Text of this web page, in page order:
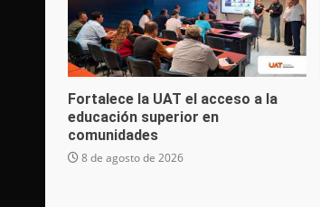
Fortalece la UAT el acceso a la
educación superior en
comunidades
8 de agosto de 2026